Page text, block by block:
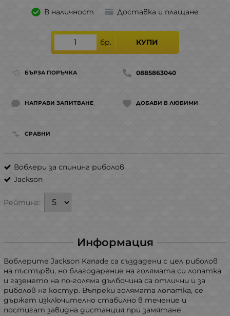
В наличност Доставка и плащане
бр. КУПИ
БЪРЗА ПОРЪЧКА 0885863040
НАПРАВИ ЗАПИТВАНЕ ДОБАВИ В ЛЮБИМИ
СРАВНИ
Воблери за спининг риболов
Jackson
Рейтинг:
Информация
Воблерите Jackson Kanade са създадени с цел риболов
на пъстърви, но благодарение на голямата си лопатка
и газенето на по-голяма дълбочина са отлични и за
риболов на костур. Въпреки голямата лопатка, се
държат изключително стабилно в течение и
постигат завидна дистанция при замятане.